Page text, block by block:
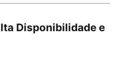
Disponibilidade e